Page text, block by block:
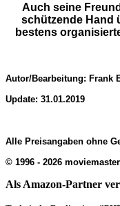
Auch seine
schützende Hand
bestens
Autor/Bearbeitung: Frank
Update: 31.01.2019
Alle Preisangaben ohne
© 1996 - 2026
Als Amazon-Partner